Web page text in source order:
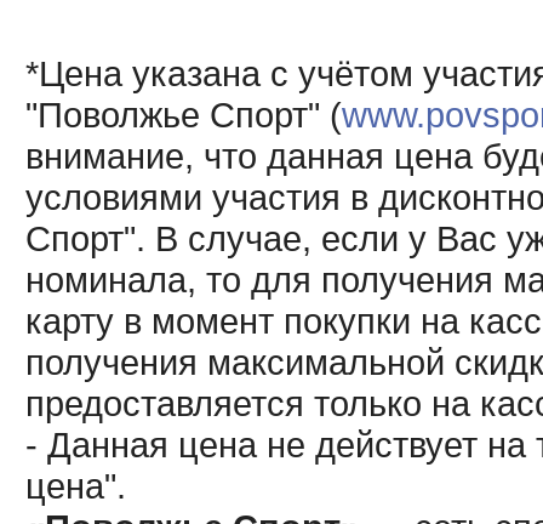
*Цена указана с учётом
"Поволжье Спорт" (
внимание, что данная цена
условиями участия в
Спорт". В случае, если у Вас
номинала, то для получения
карту в момент покупки на
получения максимальной
предоставляется только на
- Данная цена не действует
цена".